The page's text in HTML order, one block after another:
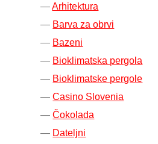
Arhitektura
Barva za obrvi
Bazeni
Bioklimatska pergola
Bioklimatske pergole
Casino Slovenia
Čokolada
Dateljni